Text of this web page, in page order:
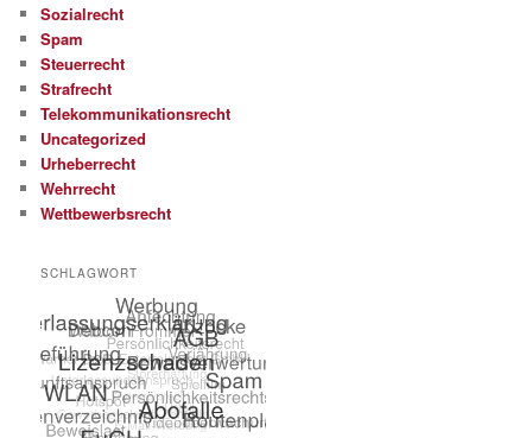
Sozialrecht
Spam
Steuerrecht
Strafrecht
Telekommunikationsrecht
Uncategorized
Urheberrecht
Wehrrecht
Wettbewerbsrecht
SCHLAGWORT